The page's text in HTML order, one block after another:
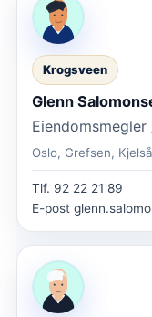
Krogsveen
Glenn
Oslo, Grefsen,
Tlf. 92 22 21 89
E-post